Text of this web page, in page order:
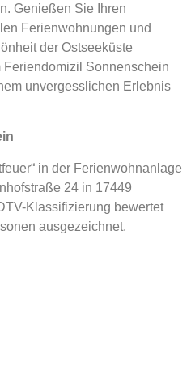
Genießen Sie Ihren
Ferienwohnungen und
der Ostseeküste
Sonnenschein
unvergesslichen Erlebnis
in der Ferienwohnanlage
24 in 17449
Klassifizierung bewertet
ausgezeichnet.